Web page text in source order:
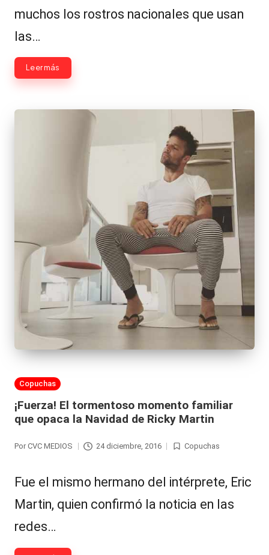
muchos los rostros nacionales que usan
las…
Leer más
Publicada
Copuchas
¡Fuerza! El tormentoso momento familiar
que opaca la Navidad de Ricky Martin
Por CVC MEDIOS 24 diciembre, 2016
Publicada
Copuchas
Fue el mismo hermano del intérprete, Eric
Martin, quien confirmó la noticia en las
redes…